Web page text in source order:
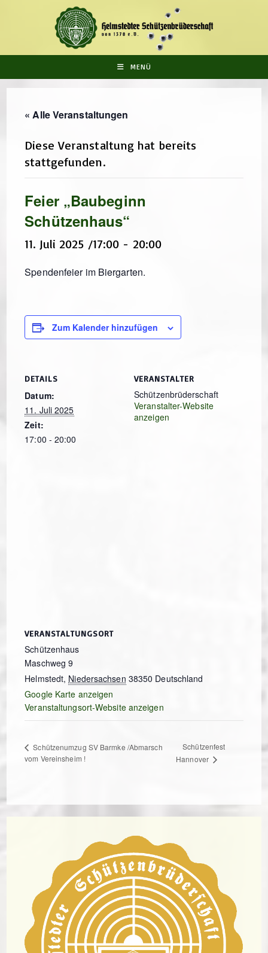
MENÜ
« Alle Veranstaltungen
Diese Veranstaltung hat bereits
stattgefunden.
Feier „Baubeginn
Schützenhaus“
11. Juli 2025 /17:00 - 20:00
Spendenfeier im Biergarten.
Zum Kalender hinzufügen
DETAILS
Datum:
11. Juli 2025
Zeit:
17:00 - 20:00
VERANSTALTER
Schützenbrüderschaft
Veranstalter-Website
anzeigen
VERANSTALTUNGSORT
Schützenhaus
Maschweg 9
Helmstedt, Niedersachsen 38350 Deutschland
Google Karte anzeigen
Veranstaltungsort-Website anzeigen
Schützenumzug SV Barmke /Abmarsch
vom Vereinsheim !
Schützenfest
Hannover